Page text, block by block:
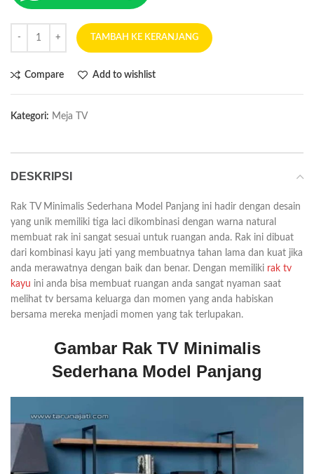
TAMBAH KE KERANJANG
Compare Add to wishlist
Kategori: Meja TV
DESKRIPSI
Rak TV Minimalis Sederhana Model Panjang ini hadir dengan desain
yang unik memiliki tiga laci dikombinasi dengan warna natural
membuat rak ini sangat sesuai untuk ruangan anda. Rak ini dibuat
dari kombinasi kayu jati yang membuatnya tahan lama dan kuat jika
anda merawatnya dengan baik dan benar. Dengan memiliki rak tv
kayu ini anda bisa membuat ruangan anda sangat nyaman saat
melihat tv bersama keluarga dan momen yang anda habiskan
bersama mereka menjadi momen yang tak terlupakan.
Gambar Rak TV Minimalis
Sederhana Model Panjang